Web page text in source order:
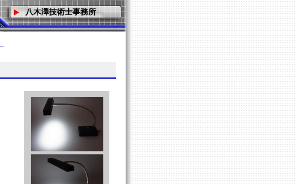
八木澤技術士事務所